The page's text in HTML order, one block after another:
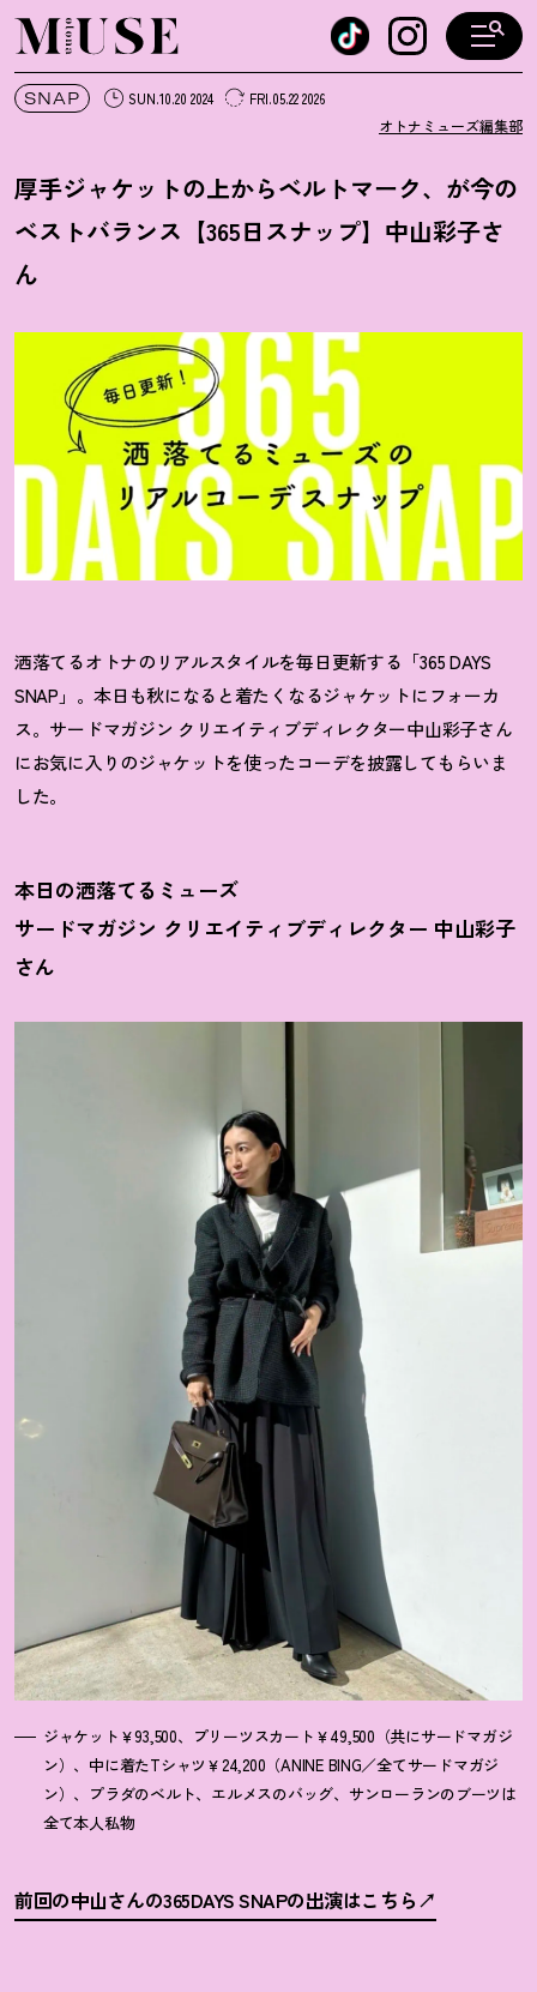
オトナミューズ ウェブ
SNAP SUN.10.20 2024 FRI.05.22 2026
オトナミューズ編集部
厚手ジャケットの上からベルトマーク、が今の
ベストバランス【365日スナップ】中山彩子さ
ん
洒落てるオトナのリアルスタイルを毎日更新する「365 DAYS
SNAP」。本日も秋になると着たくなるジャケットにフォーカ
ス。サードマガジン クリエイティブディレクター中山彩子さん
にお気に入りのジャケットを使ったコーデを披露してもらいま
した。
本日の洒落てるミューズ
サードマガジン クリエイティブディレクター 中山彩子
さん
ジャケット￥93,500、プリーツスカート￥49,500（共にサードマガジ
ン）、中に着たTシャツ￥24,200（ANINE BING／全てサードマガジ
ン）、プラダのベルト、エルメスのバッグ、サンローランのブーツは
全て本人私物
前回の中山さんの365DAYS SNAPの出演はこちら